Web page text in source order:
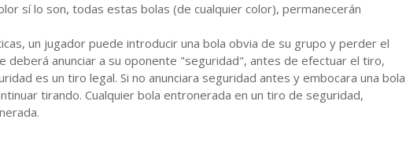
sí lo son, todas estas bolas (de cualquier color), permanecerán
un jugador puede introducir una bola obvia de su grupo y perder el
deberá anunciar a su oponente "seguridad", antes de efectuar el tiro,
es un tiro legal. Si no anunciara seguridad antes y embocara una bola
tirando. Cualquier bola entronerada en un tiro de seguridad,